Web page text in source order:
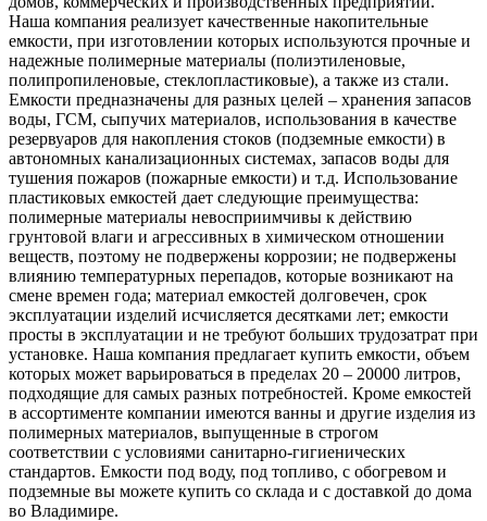
Наша компания реализует качественные накопительные
емкости, при изготовлении которых используются прочные и
надежные полимерные материалы (полиэтиленовые,
полипропиленовые, стеклопластиковые), а также из стали.
Емкости предназначены для разных целей – хранения запасов
воды, ГСМ, сыпучих материалов, использования в качестве
резервуаров для накопления стоков (подземные емкости) в
автономных канализационных системах, запасов воды для
тушения пожаров (пожарные емкости) и т.д. Использование
пластиковых емкостей дает следующие преимущества:
полимерные материалы невосприимчивы к действию
грунтовой влаги и агрессивных в химическом отношении
веществ, поэтому не подвержены коррозии; не подвержены
влиянию температурных перепадов, которые возникают на
смене времен года; материал емкостей долговечен, срок
эксплуатации изделий исчисляется десятками лет; емкости
просты в эксплуатации и не требуют больших трудозатрат при
установке. Наша компания предлагает купить емкости, объем
которых может варьироваться в пределах 20 – 20000 литров,
подходящие для самых разных потребностей. Кроме емкостей
в ассортименте компании имеются ванны и другие изделия из
полимерных материалов, выпущенные в строгом
соответствии с условиями санитарно-гигиенических
стандартов. Емкости под воду, под топливо, с обогревом и
подземные вы можете купить со склада и с доставкой до дома
во Владимире.